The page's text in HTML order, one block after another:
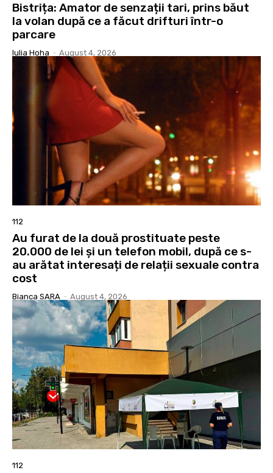
Bistrița: Amator de senzații tari, prins băut
la volan după ce a făcut drifturi într-o
parcare
Iulia Hoha - August 4, 2026
112
Au furat de la două prostituate peste
20.000 de lei și un telefon mobil, după ce s-
au arătat interesați de relații sexuale contra
cost
Bianca SARA - August 4, 2026
112